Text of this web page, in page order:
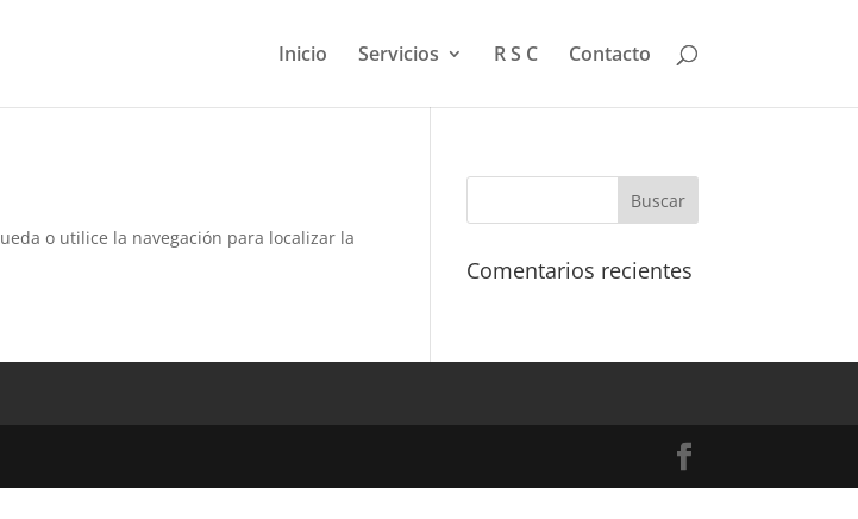
Inicio Servicios R S C Contacto
o utilice la navegación para localizar la
Comentarios recientes